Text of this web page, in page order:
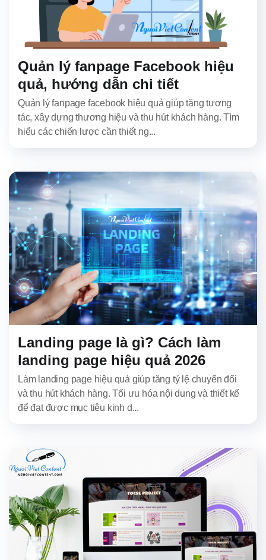
Quản lý fanpage Facebook hiệu
quả, hướng dẫn chi tiết
Quản lý fanpage facebook hiệu quả giúp tăng tương
tác, xây dựng thương hiệu và thu hút khách hàng. Tìm
hiểu các chiến lược cần thiết ng...
Landing page là gì? Cách làm
landing page hiệu quả 2026
Làm landing page hiệu quả giúp tăng tỷ lệ chuyển đổi
và thu hút khách hàng. Tối ưu hóa nội dung và thiết kế
để đạt được mục tiêu kinh d...